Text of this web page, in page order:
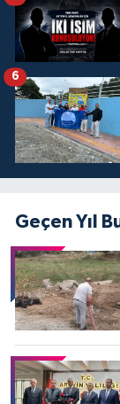
6
Geçen Yıl